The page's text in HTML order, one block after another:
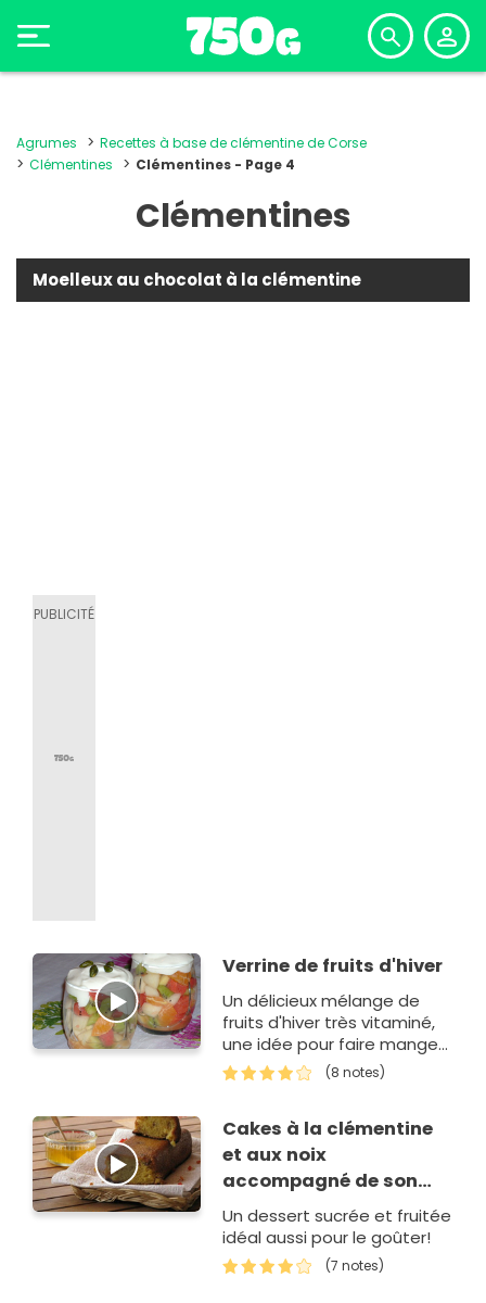
Agrumes
Recettes à base de clémentine de Corse
Clémentines
Clémentines - Page 4
Clémentines
Moelleux au chocolat à la clémentine
Verrine de fruits d'hiver
Un délicieux mélange de
fruits d'hiver très vitaminé,
une idée pour faire manger
des fruits aux enfant et aux
plus grands.
(8 notes)
Cakes à la clémentine
et aux noix
accompagné de son
sirop
Un dessert sucrée et fruitée
idéal aussi pour le goûter!
(7 notes)